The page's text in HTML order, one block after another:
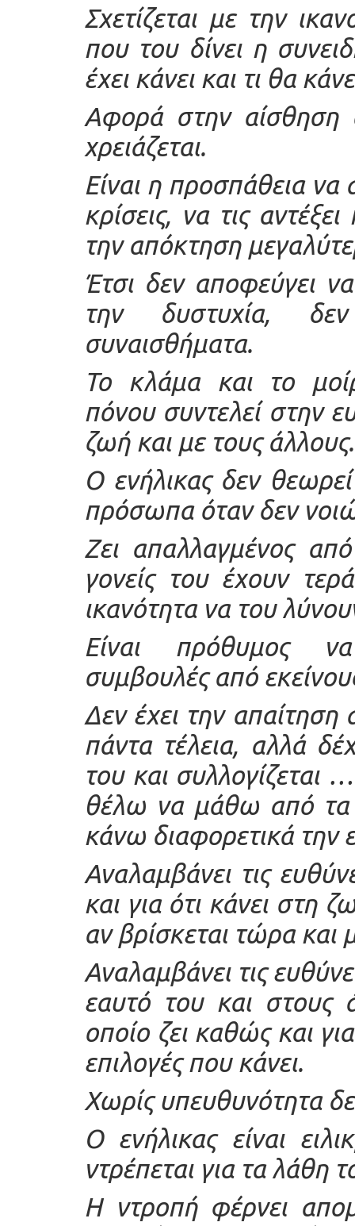
Σχετίζεται με την
που του δίνει η
έχει κάνει και τι θα
Αφορά στην αίσθηση
χρειάζεται.
Είναι η προσπάθεια να
κρίσεις, να τις
την απόκτηση
Έτσι δεν αποφεύγει
την δυστυχία,
συναισθήματα.
Το κλάμα και το
πόνου συντελεί στην
ζωή και με τους άλλους.
Ο ενήλικας δεν
πρόσωπα όταν δεν
Ζει απαλλαγμένος
γονείς του έχουν
ικανότητα να του
Είναι πρόθυμος να
συμβουλές από
Δεν έχει την απαίτηση
πάντα τέλεια, αλλά
του και συλλογίζεται
θέλω να μάθω από
κάνω διαφορετικά την
Αναλαμβάνει τις
και για ότι κάνει στη
αν βρίσκεται τώρα και
Αναλαμβάνει τις
εαυτό του και στους
οποίο ζει καθώς και
επιλογές που κάνει.
Χωρίς υπευθυνότητα
Ο ενήλικας είναι
ντρέπεται για τα λάθη
Η ντροπή φέρνει